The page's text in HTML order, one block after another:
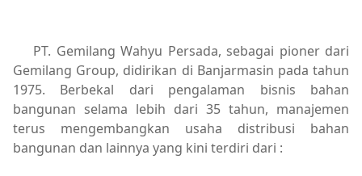
PT. Gemilang Wahyu Persada, sebagai pioner dari
Gemilang Group, didirikan di Banjarmasin pada tahun
1975. Berbekal dari pengalaman bisnis bahan
bangunan selama lebih dari 35 tahun, manajemen
terus mengembangkan usaha distribusi bahan
bangunan dan lainnya yang kini terdiri dari :